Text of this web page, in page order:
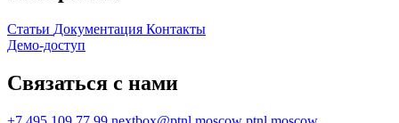
Статьи Документация Контакты
Демо-доступ
Связаться с нами